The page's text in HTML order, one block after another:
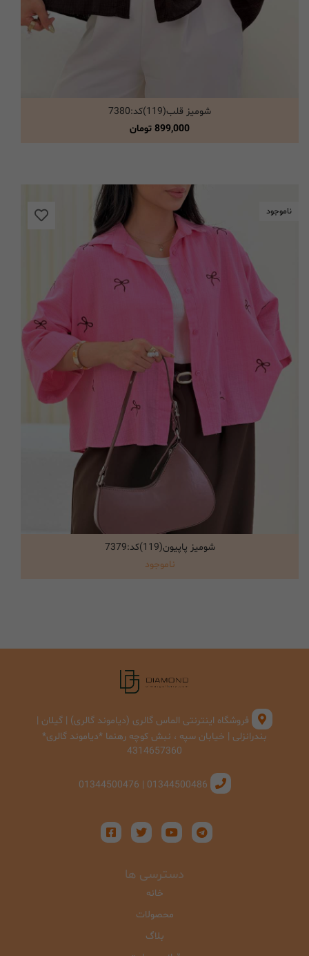
انتخاب گزینه ها
شومیز قلب(119)کد:7380
899,000 تومان
ناموجود
انتخاب گزینه ها
شومیز پاپیون(119)کد:7379
ناموجود
فروشگاه اینترنتی الماس گالری (دیاموند گالری) | گیلان |
بندرانزلی | خیابان سپه ، نبش کوچه رهنما *دیاموند گالری*
4314657360
01344500486 | 01344500476
دسترسی ها
خانه
محصولات
بلاگ